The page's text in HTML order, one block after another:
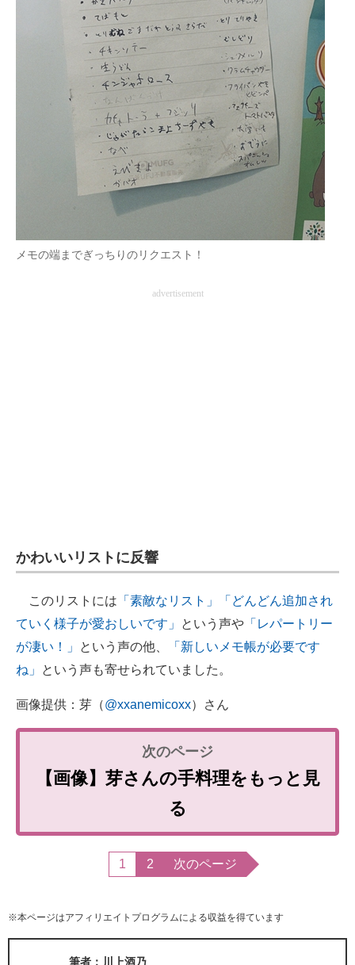
メモの端までぎっちりのリクエスト！
advertisement
かわいいリストに反響
このリストには 「素敵なリスト」
「どんどん追加され
ていく様子が愛おしいです」
という声や 「レパートリー
が凄い！」
という声の他、
「新しいメモ帳が必要です
ね」
という声も寄せられていました。
画像提供：芽（@xxanemicoxx）さん
【画像】芽さんの手料理をもっと見
る
1 2 次のページ
※本ページはアフィリエイトプログラムによる収益を得ています
筆者：川上酒乃